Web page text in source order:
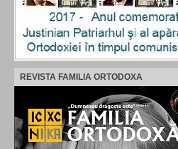
REVISTA FAMILIA ORTODOXA